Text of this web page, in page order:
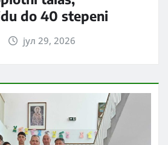
do 40 stepeni
јул 29, 2026